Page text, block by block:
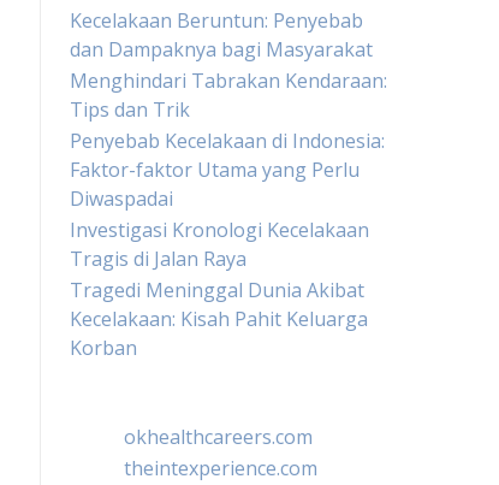
Kecelakaan Beruntun: Penyebab
dan Dampaknya bagi Masyarakat
Menghindari Tabrakan Kendaraan:
Tips dan Trik
Penyebab Kecelakaan di Indonesia:
Faktor-faktor Utama yang Perlu
Diwaspadai
Investigasi Kronologi Kecelakaan
Tragis di Jalan Raya
Tragedi Meninggal Dunia Akibat
Kecelakaan: Kisah Pahit Keluarga
Korban
okhealthcareers.com
theintexperience.com